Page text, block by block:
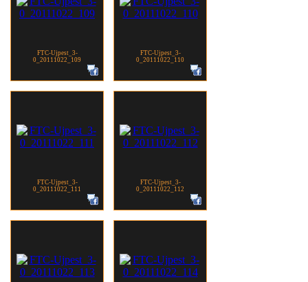
FTC-Ujpest_3-
0_20111022_109
FTC-Ujpest_3-
0_20111022_110
FTC-Ujpest_3-
0_20111022_111
FTC-Ujpest_3-
0_20111022_112